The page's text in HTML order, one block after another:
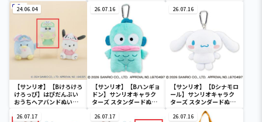
24.06.04
【サンリオ】【Bけろけろ
けろっぴ】はぴだんぶい
おうちヘアバンドぬいぐ
26.07.16
【サンリオ】【Bハンギョ
ドン】サンリオキャラク
ターズ スタンダードぬい
ース
26.07.16
【サンリオ】【Dシナモロ
ール】サンリオキャラク
ターズ スタンダードぬい
ぐるみリール付きパスケ
ース
26.07.17 26.07.17 26.07.16